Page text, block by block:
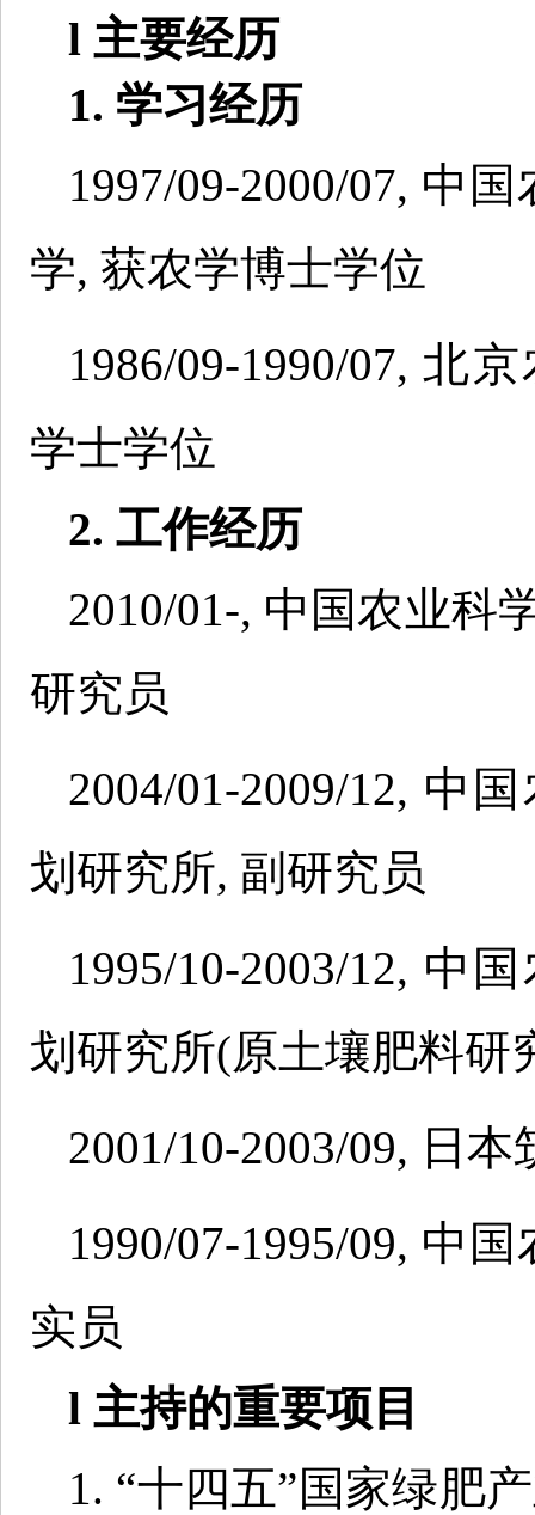
l 主要经历
1. 学习经历
1997/09-2000/07, 中
学, 获农学博士学位
1986/09-1990/07, 北
学士学位
2. 工作经历
2010/01-, 中国农业科
研究员
2004/01-2009/12, 中
划研究所, 副研究员
1995/10-2003/12, 中
划研究所(原土壤肥料研
2001/10-2003/09, 日
1990/07-1995/09, 中
实员
l 主持的重要项目
1. “十四五”国家绿肥